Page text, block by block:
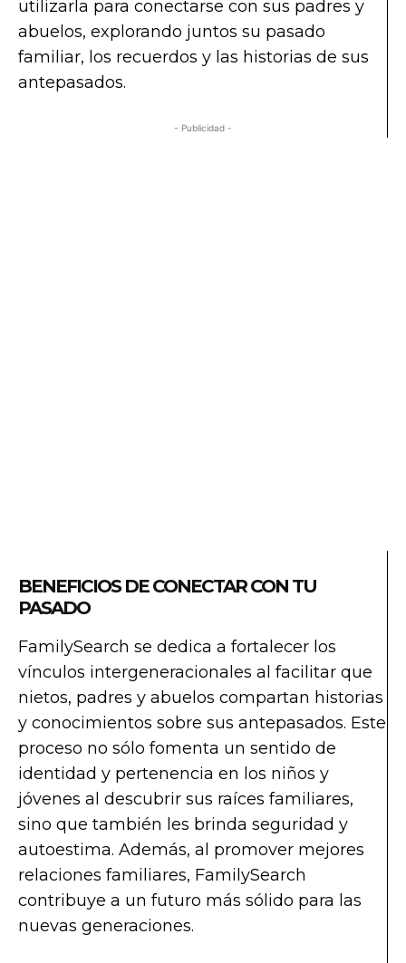
utilizarla para conectarse con sus padres y
abuelos, explorando juntos su pasado
familiar, los recuerdos y las historias de sus
antepasados.
- Publicidad -
BENEFICIOS DE CONECTAR CON TU
PASADO
FamilySearch se dedica a fortalecer los
vínculos intergeneracionales al facilitar que
nietos, padres y abuelos compartan historias
y conocimientos sobre sus antepasados. Este
proceso no sólo fomenta un sentido de
identidad y pertenencia en los niños y
jóvenes al descubrir sus raíces familiares,
sino que también les brinda seguridad y
autoestima. Además, al promover mejores
relaciones familiares, FamilySearch
contribuye a un futuro más sólido para las
nuevas generaciones.